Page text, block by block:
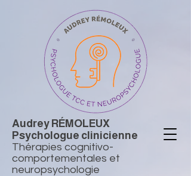
Audrey RÉMOLEUX
Psychologue clinicienne
Thérapies cognitivo-
comportementales et
neuropsychologie